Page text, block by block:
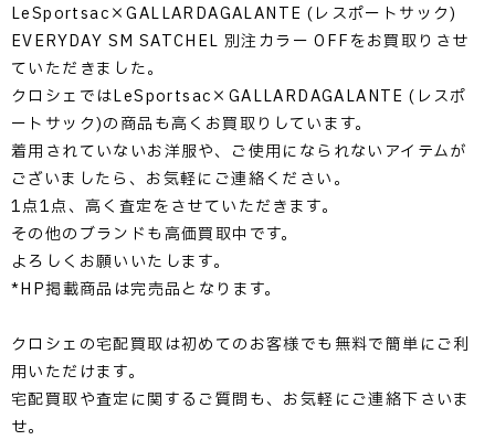
LeSportsac×GALLARDAGALANTE (レスポートサック)
EVERYDAY SM SATCHEL 別注カラー OFFをお買取りさせ
ていただきました。
クロシェではLeSportsac×GALLARDAGALANTE (レスポ
ートサック)の商品も高くお買取りしています。
着用されていないお洋服や、ご使用になられないアイテムが
ございましたら、お気軽にご連絡ください。
1点1点、高く査定をさせていただきます。
その他のブランドも高価買取中です。
よろしくお願いいたします。
*HP掲載商品は完売品となります。
クロシェの宅配買取は初めてのお客様でも無料で簡単にご利
用いただけます。
宅配買取や査定に関するご質問も、お気軽にご連絡下さいま
せ。